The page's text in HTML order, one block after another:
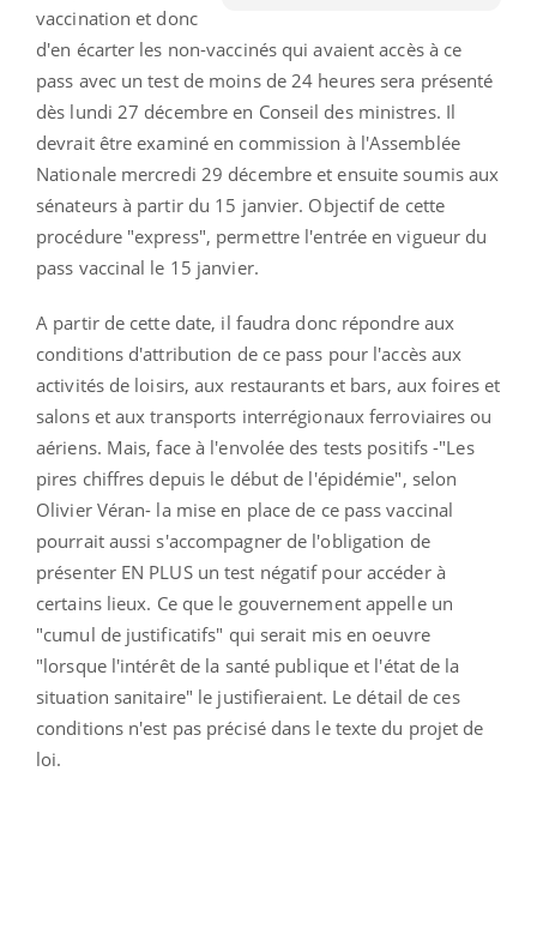
vaccination et donc
d'en écarter les non-vaccinés qui avaient accès à ce
pass avec un test de moins de 24 heures sera présenté
dès lundi 27 décembre en Conseil des ministres. Il
devrait être examiné en commission à l'Assemblée
Nationale mercredi 29 décembre et ensuite soumis aux
sénateurs à partir du 15 janvier. Objectif de cette
procédure "express", permettre l'entrée en vigueur du
pass vaccinal le 15 janvier.
A partir de cette date, il faudra donc répondre aux
conditions d'attribution de ce pass pour l'accès aux
activités de loisirs, aux restaurants et bars, aux foires et
salons et aux transports interrégionaux ferroviaires ou
aériens. Mais, face à l'envolée des tests positifs -"Les
pires chiffres depuis le début de l'épidémie", selon
Olivier Véran- la mise en place de ce pass vaccinal
pourrait aussi s'accompagner de l'obligation de
présenter EN PLUS un test négatif pour accéder à
certains lieux. Ce que le gouvernement appelle un
"cumul de justificatifs" qui serait mis en oeuvre
"lorsque l'intérêt de la santé publique et l'état de la
situation sanitaire" le justifieraient. Le détail de ces
conditions n'est pas précisé dans le texte du projet de
loi.